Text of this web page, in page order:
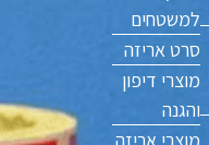
למשטחים
סרט אריזה
מוצרי דיפון
והגנה
מוצרי אריזה